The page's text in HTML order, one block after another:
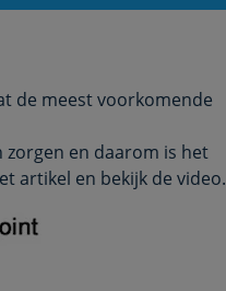
de meest voorkomende
en daarom is het
artikel en bekijk de video.